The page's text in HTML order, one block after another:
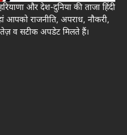
और देश-दुनिया की ताजा हिंदी
आपको राजनीति, अपराध, नौकरी,
व सटीक अपडेट मिलते हैं।